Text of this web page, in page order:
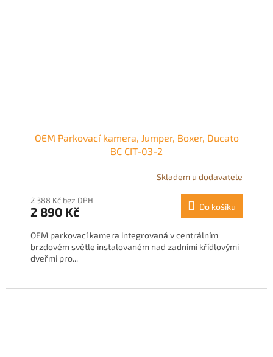
OEM Parkovací kamera, Jumper, Boxer, Ducato
BC CIT-03-2
Skladem u dodavatele
2 388 Kč bez DPH
2 890 Kč Do košíku
OEM parkovací kamera integrovaná v centrálním
brzdovém světle instalovaném nad zadními křídlovými
dveřmi pro...